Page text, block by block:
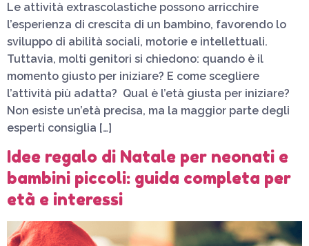
Le attività extrascolastiche possono arricchire
l’esperienza di crescita di un bambino, favorendo lo
sviluppo di abilità sociali, motorie e intellettuali.
Tuttavia, molti genitori si chiedono: quando è il
momento giusto per iniziare? E come scegliere
l’attività più adatta? Qual è l’età giusta per iniziare?
Non esiste un’età precisa, ma la maggior parte degli
esperti consiglia […]
Idee regalo di Natale per neonati e
bambini piccoli: guida completa per
età e interessi